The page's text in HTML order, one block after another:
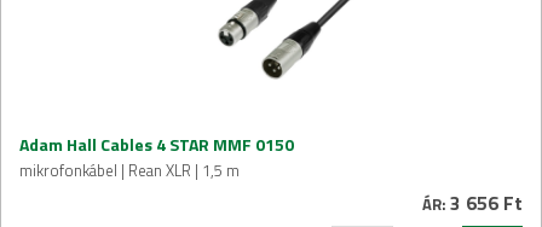
Adam Hall Cables 4 STAR MMF 0150
mikrofonkábel | Rean XLR | 1,5 m
ÁR: 3 656 Ft